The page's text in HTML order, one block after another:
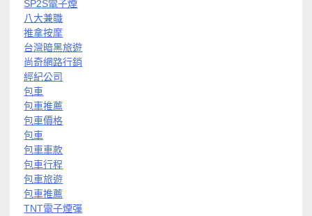
SP2S電子煙
八大兼職
推拿按摩
台灣暗黑旅遊
尚奇網路行銷
經紀公司
包車
包車推薦
包車價格
包車
包車車款
包車行程
包車旅遊
包車推薦
TNT電子煙彈